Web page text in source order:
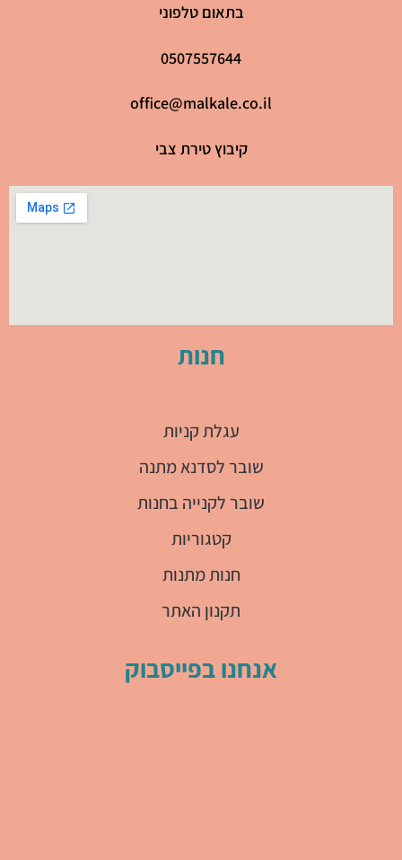
בתאום טלפוני
0507557644
office@malkale.co.il
קיבוץ טירת צבי
חנות
עגלת קניות
שובר לסדנא מתנה
שובר לקנייה בחנות
קטגוריות
חנות מתנות
תקנון האתר
אנחנו בפייסבוק